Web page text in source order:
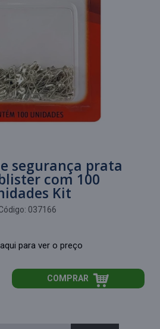
segurança prata
com 100
Kit
037166
para ver o preço
COMPRAR